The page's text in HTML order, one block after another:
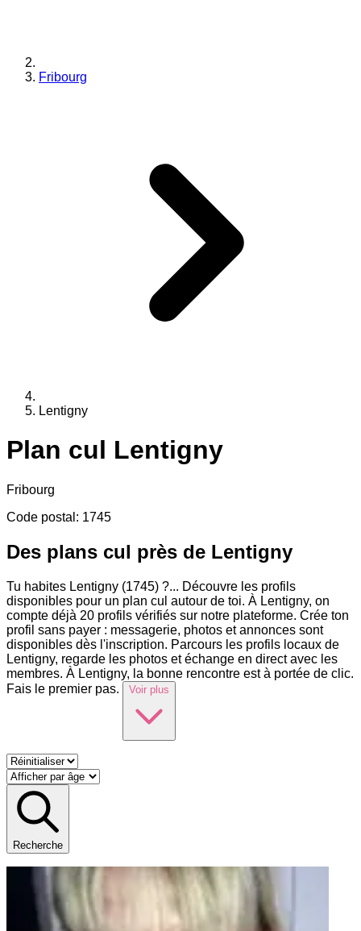
Fribourg
Lentigny
Plan cul Lentigny
Fribourg
Code postal : 1745
Des plans cul près de Lentigny
Tu habites Lentigny (1745) ?... Découvre les profils
disponibles pour un plan cul autour de toi. À Lentigny, on
compte déjà 20 profils vérifiés sur notre plateforme. Crée ton
profil sans payer : messagerie, photos et annonces sont
disponibles dès l'inscription. Parcours les profils locaux de
Lentigny, regarde les photos et échange en direct avec les
membres. À Lentigny, la bonne rencontre est à portée de clic.
Fais le premier pas.
Voir plus
Recherche